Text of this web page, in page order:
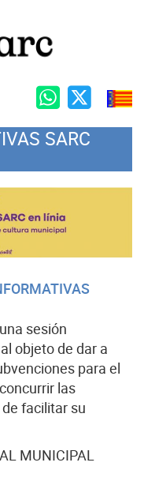
SARC
sesión
objeto de dar a
para el
las
facilitar su
MUNICIPAL